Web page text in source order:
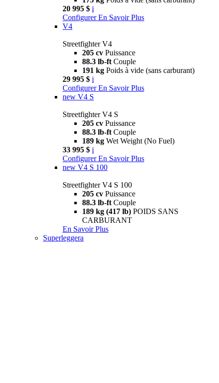
20 995 $ i
Configurer En Savoir Plus
V4
Streetfighter V4
205 cv Puissance
88.3 lb-ft Couple
191 kg Poids à vide (sans carburant)
29 995 $ i
Configurer En Savoir Plus
new V4 S
Streetfighter V4 S
205 cv Puissance
88.3 lb-ft Couple
189 kg Wet Weight (No Fuel)
33 995 $ i
Configurer En Savoir Plus
new V4 S 100
Streetfighter V4 S 100
205 cv Puissance
88.3 lb-ft Couple
189 kg (417 lb) POIDS SANS
CARBURANT
En Savoir Plus
Superleggera